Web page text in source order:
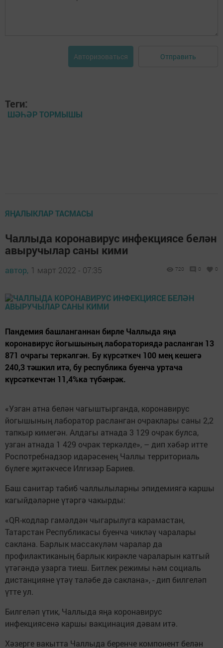
Авторизоваться Отправить
Теги:
ШӘҺӘР ТОРМЫШЫ
ЯҢАЛЫКЛАР ТАСМАСЫ
Чаллыда коронавирус инфекциясе белән
авыручылар саны кими
автор, 1 март 2022 - 07:35 720 0 0
Пандемия башланганнан бирле Чаллыда яңа
коронавирус йогышының лабораториядә расланган 13
871 очрагы теркәлгән. Бу күрсәткеч 100 мең кешегә
240,3 тәшкил итә, бу республика буенча уртача
күрсәткечтән 11,4%ка түбәнрәк.
«Узган атна белән чагыштырганда, коронавирус
йогышының лаборатор расланган очраклары саны 2,2
тапкыр кимегән. Алдагы атнада 3 129 очрак булса,
узган атнада 1 429 очрак теркәлде», – дип хәбәр итте
Роспотребнадзор идарәсенең Чаллы территориаль
бүлеге җитәкчесе Илгизәр Бариев.
Баш санитар табиб чаллылыларны эпидемиягә каршы
кагыйдәләрне үтәргә чакырды:
«QR-кодлар гамәлдән чыгарылуга карамастан,
Татарстан Республикасы буенча чикләү чаралары
саклана. Барлык массакүләм чаралар да
профилактиканың барлык кирәкле чараларын катгый
үтәгәндә узарга тиеш. Битлек режимы һәм социаль
дистанцияне үтәү таләбе дә саклана», - дип билгеләп
үтте ул.
Билгеләп үтик, Чаллыда яңа коронавирус
инфекциясенә каршы вакцинация дәвам итә.
Хәзерге вакытта Чаллыда беренче компонент белән